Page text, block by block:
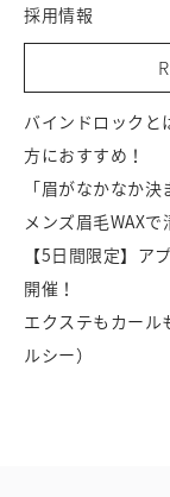
採用情報
バインドロックと
方におすすめ！
「眉がなかなか
メンズ眉毛WAXで
【5日間限定】ア
開催！
エクステもカー
ルシー）